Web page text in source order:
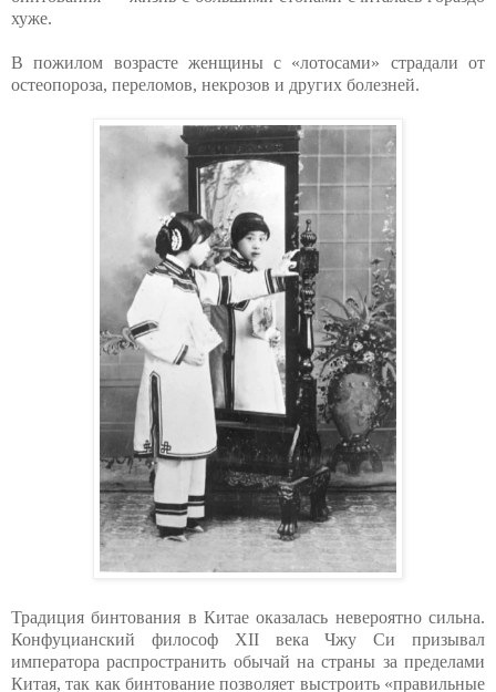
хуже.
В пожилом возрасте женщины с «лотосами» страдали от
остеопороза, переломов, некрозов и других болезней.
Традиция бинтования в Китае оказалась невероятно сильна.
Конфуцианский философ XII века Чжу Си призывал
императора распространить обычай на страны за пределами
Китая, так как бинтование позволяет выстроить «правильные